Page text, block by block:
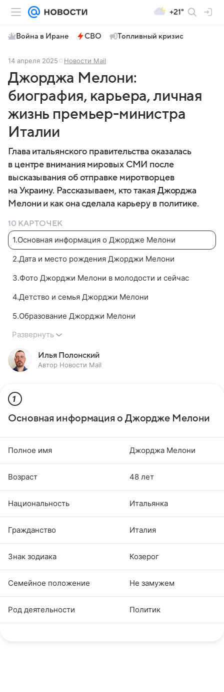
+21°
Война в Иране СВО Топливный кризис
14 апреля 2025 Новости Mail
Джорджа Мелони:
биография, карьера, личная
жизнь премьер-министра
Италии
Глава итальянского правительства оказалась
в центре внимания мировых СМИ после
высказывания об отправке миротворцев
на Украину. Рассказываем, кто такая Джорджа
Мелони и как она сделала карьеру в политике.
10 КАРТОЧЕК
1.Основная информация о Джордже Мелони
2.Дата и место рождения Джорджи Мелони
3.Фото Джорджи Мелони в молодости и сейчас
4.Детство и семья Джорджи Мелони
5.Образование Джорджи Мелони
Развернуть
Илья Полонский
Автор Новости Mail
1
Основная информация о Джордже Мелони
Полное имя Джорджа Мелони
Возраст 48 лет
Национальность Итальянка
Гражданство Италия
Знак зодиака Козерог
Семейное положение Не замужем
Род деятельности Политик